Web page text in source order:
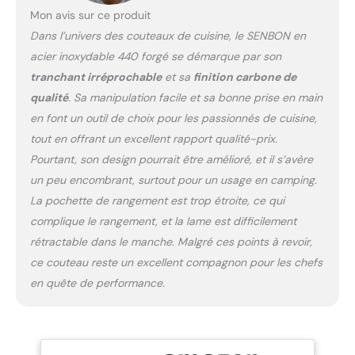
transporter, ce qui peut
répondre aux exigences
de la cuisine quotidienne
5: Ne vous laissez plus
plein air. Ceci est notre
couteau de cuisine
fruitier, soigneusement
conçu, beau, pratique et
pliable. C'est aussi un
cadeau très créatif
Mon avis sur ce produit
Dans l’univers des couteaux de cuisine, le SENBON en
acier inoxydable 440 forgé se démarque par son
tranchant irréprochableet sa finition carbone de
qualité. Sa manipulation facile et sa bonne prise en main
en font un outil de choix pour les passionnés de cuisine,
tout en offrant un excellent rapport qualité-prix.
Pourtant, son design pourrait être amélioré, et il s’avère
un peu encombrant, surtout pour un usage en camping.
La pochette de rangement est trop étroite, ce qui
complique le rangement, et la lame est difficilement
rétractable dans le manche. Malgré ces points à revoir,
ce couteau reste un excellent compagnon pour les chefs
en quête de performance.